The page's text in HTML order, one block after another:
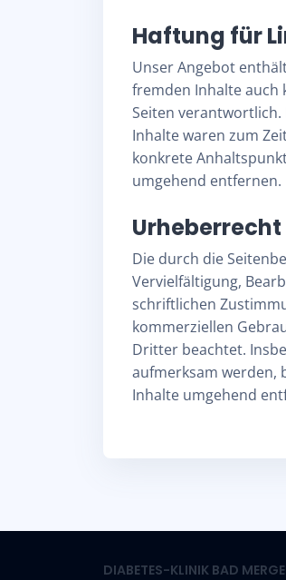
Haftung für
Unser Angebot
fremden Inhalte auch
Seiten
Inhalte waren zum
konkrete
umgehend entfernen.
Urheberrecht
Die durch die
Vervielfältigung,
schriftlichen
kommerziellen
Dritter beachtet.
aufmerksam werden,
Inhalte umgehend
DIABETES-KLINIK BAD